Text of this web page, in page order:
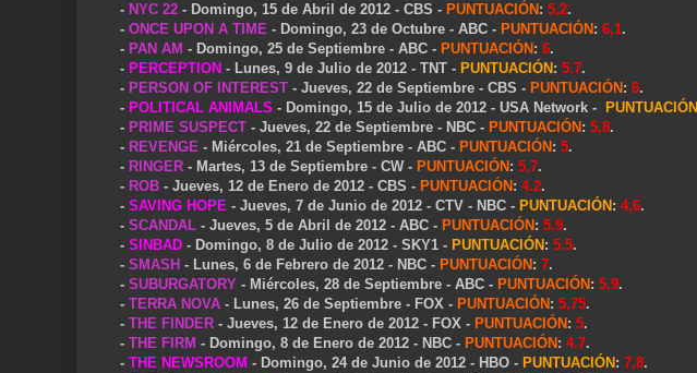
- NYC 22 - Domingo, 15 de Abril de 2012 - CBS - PUNTUACIÓN : 5,2.
- ONCE UPON A TIME - Domingo, 23 de Octubre - ABC - PUNTUACIÓN : 6,1.
- PAN AM - Domingo, 25 de Septiembre - ABC - PUNTUACIÓN : 6.
- PERCEPTION - Lunes, 9 de Julio de 2012 - TNT - PUNTUACIÓN : 5.7.
- PERSON OF INTEREST - Jueves, 22 de Septiembre - CBS - PUNTUACIÓN : 6.
- POLITICAL ANIMALS - Domingo, 15 de Julio de 2012 - USA Network - PUNTUACIÓN
- PRIME SUSPECT - Jueves, 22 de Septiembre - NBC - PUNTUACIÓN : 5,8.
- REVENGE - Miércoles, 21 de Septiembre - ABC - PUNTUACIÓN : 5.
- RINGER - Martes, 13 de Septiembre - CW - PUNTUACIÓN : 5,7.
- ROB - Jueves, 12 de Enero de 2012 - CBS - PUNTUACIÓN : 4.2.
- SAVING HOPE - Jueves, 7 de Junio de 2012 - CTV - NBC - PUNTUACIÓN : 4,6.
- SCANDAL - Jueves, 5 de Abril de 2012 - ABC - PUNTUACIÓN : 5.9.
- SINBAD - Domingo, 8 de Julio de 2012 - SKY1 - PUNTUACIÓN : 5.5.
- SMASH - Lunes, 6 de Febrero de 2012 - NBC - PUNTUACIÓN : 7.
- SUBURGATORY - Miércoles, 28 de Septiembre - ABC - PUNTUACIÓN : 5,9.
- TERRA NOVA - Lunes, 26 de Septiembre - FOX - PUNTUACIÓN : 5,75.
- THE FINDER - Jueves, 12 de Enero de 2012 - FOX - PUNTUACIÓN : 5.
- THE FIRM - Domingo, 8 de Enero de 2012 - NBC - PUNTUACIÓN : 4.7.
- THE NEWSROOM - Domingo, 24 de Junio de 2012 - HBO - PUNTUACIÓN : 7,8.